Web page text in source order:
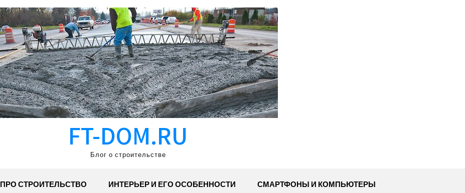
FT-DOM.RU
Блог о строительстве
ПРО СТРОИТЕЛЬСТВО ИНТЕРЬЕР И ЕГО ОСОБЕННОСТИ СМАРТФОНЫ И КОМПЬЮТЕРЫ